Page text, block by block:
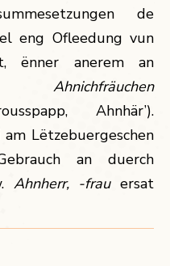
de
eng Ofleedung vun
ënner anerem an
Ahnichfräuchen
Ahnhär’).
Lëtzebuergeschen
an duerch
Ahnherr, -frauersat